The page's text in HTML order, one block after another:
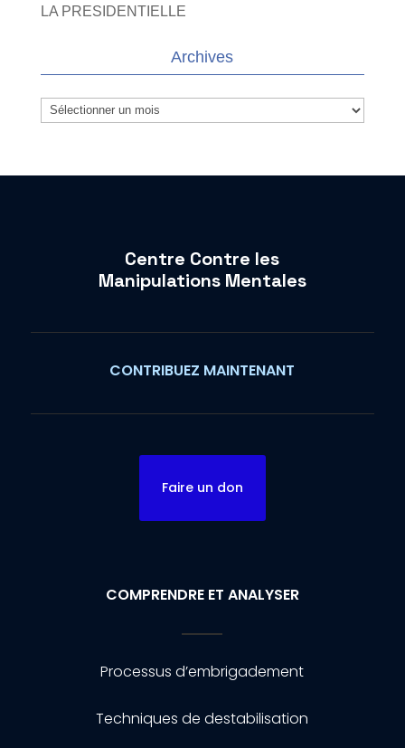
LA PRESIDENTIELLE
Archives
Archives
Centre Contre les
Manipulations Mentales
CONTRIBUEZ MAINTENANT
Faire un don
COMPRENDRE ET ANALYSER
Processus d’embrigadement
Techniques de destabilisation